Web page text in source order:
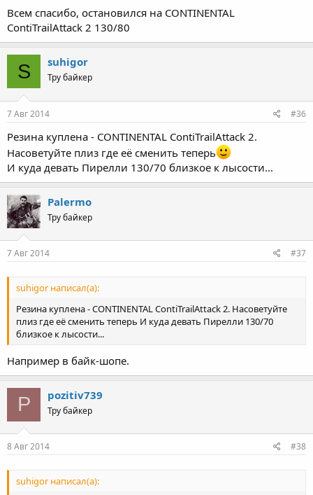
Всем спасибо, остановился на CONTINENTAL
ContiTrailAttack 2 130/80
S suhigor
Тру байкер
7 Авг 2014 #36
Резина куплена - CONTINENTAL ContiTrailAttack 2.
Насоветуйте плиз где её сменить теперь
И куда девать Пирелли 130/70 близкое к лысости...
Palermo
Тру байкер
7 Авг 2014 #37
suhigor написал(а):
Резина куплена - CONTINENTAL ContiTrailAttack 2. Насоветуйте
плиз где её сменить теперь И куда девать Пирелли 130/70
близкое к лысости...
Например в байк-шопе.
P pozitiv739
Тру байкер
8 Авг 2014 #38
suhigor написал(а):